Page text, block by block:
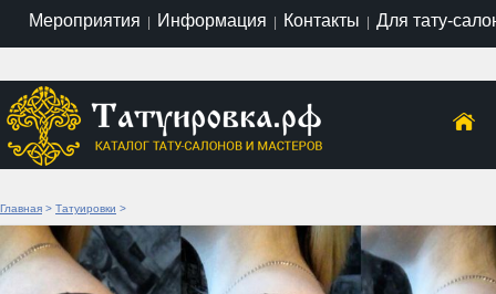
Мероприятия | Информация | Контакты | Для тату-
Главная > Татуировки >